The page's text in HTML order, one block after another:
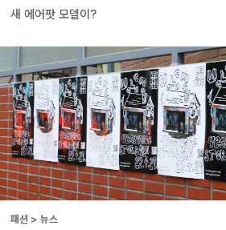
새 에어팟 모델이?
패션 > 뉴스